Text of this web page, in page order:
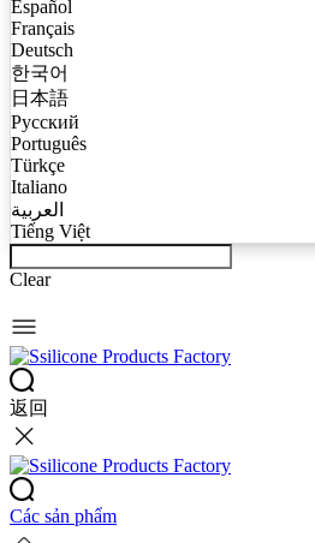
Español
Français
Deutsch
한국어
日本語
Русский
Português
Türkçe
Italiano
العربية
Tiếng Việt
Clear
返回
Các sản phẩm